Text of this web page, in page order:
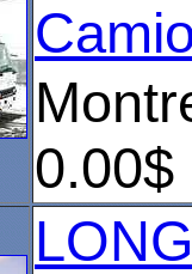
0.00$